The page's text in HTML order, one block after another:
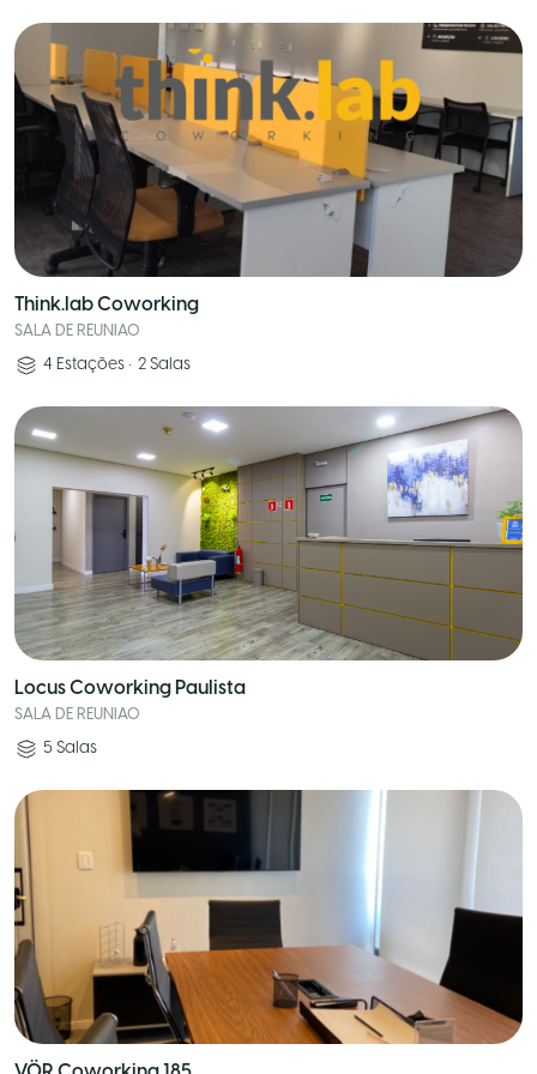
Think.lab Coworking
SALA DE REUNIAO
4 Estações • 2 Salas
Locus Coworking Paulista
SALA DE REUNIAO
5 Salas